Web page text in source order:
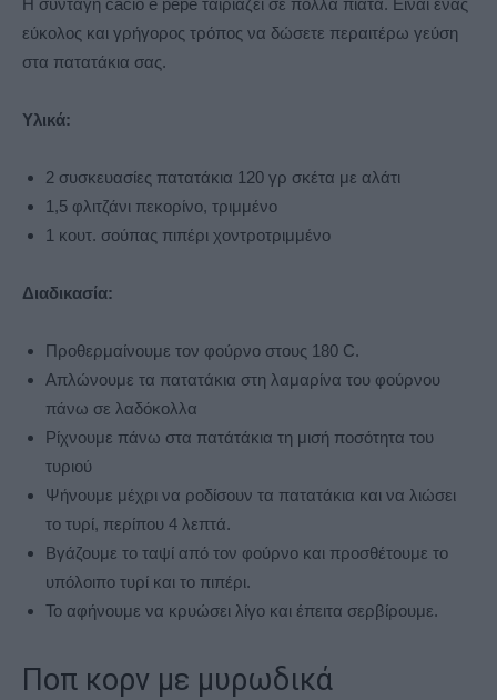
Η συνταγή cacio e pepe ταιριάζει σε πολλά πιάτα. Είναι ένας
εύκολος και γρήγορος τρόπος να δώσετε περαιτέρω γεύση
στα πατατάκια σας.
Υλικά:
2 συσκευασίες πατατάκια 120 γρ σκέτα με αλάτι
1,5 φλιτζάνι πεκορίνο, τριμμένο
1 κουτ. σούπας πιπέρι χοντροτριμμένο
Διαδικασία:
Προθερμαίνουμε τον φούρνο στους 180 C.
Απλώνουμε τα πατατάκια στη λαμαρίνα του φούρνου
πάνω σε λαδόκολλα
Ρίχνουμε πάνω στα πατάτάκια τη μισή ποσότητα του
τυριού
Ψήνουμε μέχρι να ροδίσουν τα πατατάκια και να λιώσει
το τυρί, περίπου 4 λεπτά.
Βγάζουμε το ταψί από τον φούρνο και προσθέτουμε το
υπόλοιπο τυρί και το πιπέρι.
Το αφήνουμε να κρυώσει λίγο και έπειτα σερβίρουμε.
Ποπ κορν με μυρωδικά